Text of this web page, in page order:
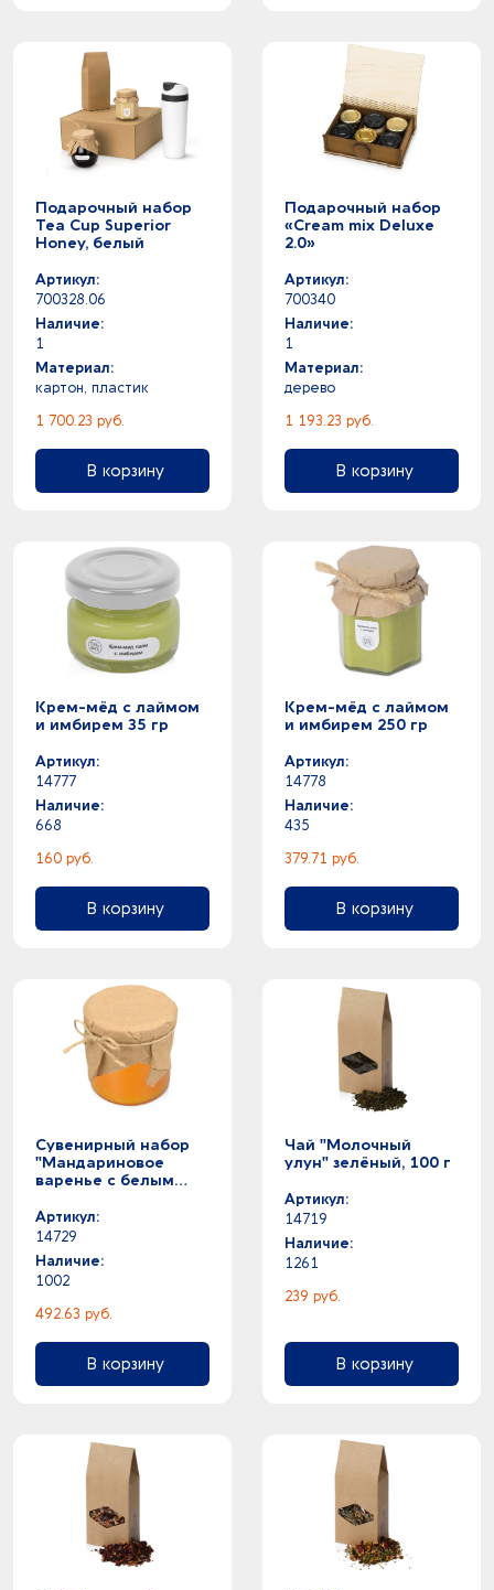
Подарочный набор
Tea Cup Superior
Honey, белый
Артикул:
700328.06
Наличие:
1
Материал:
картон, пластик
1 700.23 руб.
В корзину
Подарочный набор
«Cream mix Deluxe
2.0»
Артикул:
700340
Наличие:
1
Материал:
дерево
1 193.23 руб.
В корзину
Крем-мёд с лаймом
и имбирем 35 гр
Артикул:
14777
Наличие:
668
160 руб.
В корзину
Крем-мёд с лаймом
и имбирем 250 гр
Артикул:
14778
Наличие:
435
379.71 руб.
В корзину
Сувенирный набор
"Мандариновое
варенье с белым
Артикул:
14729
Наличие:
1002
492.63 руб.
В корзину
Чай "Молочный
улун" зелёный, 100 г
Артикул:
14719
Наличие:
1261
239 руб.
В корзину